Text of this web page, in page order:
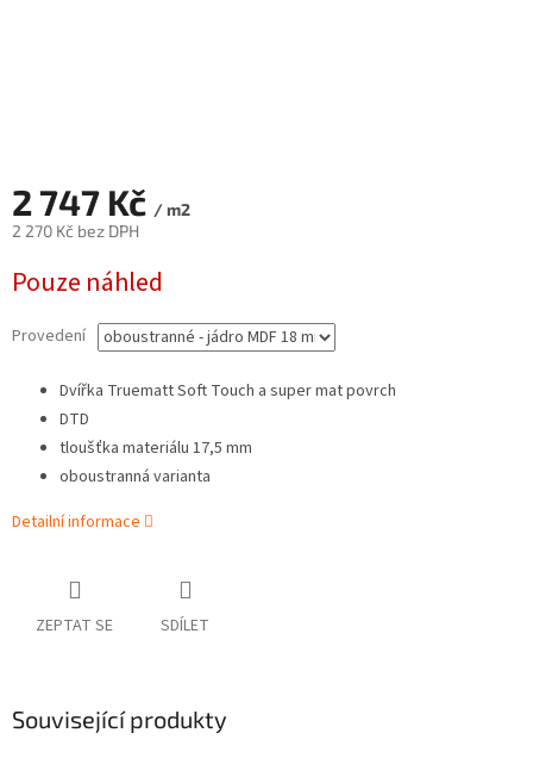
2 747 Kč / m2
2 270 Kč bez DPH
cena:
Pouze náhled
Provedení
Dvířka Truematt Soft Touch a super mat povrch
DTD
tloušťka materiálu 17,5 mm
oboustranná varianta
Detailní informace
ZEPTAT SE SDÍLET
Související produkty